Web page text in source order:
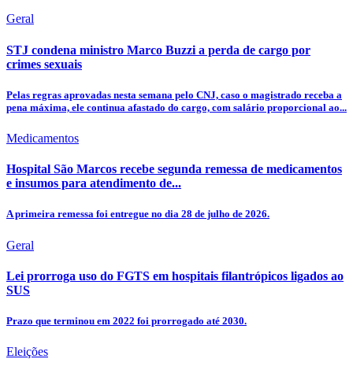
Geral
STJ condena ministro Marco Buzzi a perda de cargo por
crimes sexuais
Pelas regras aprovadas nesta semana pelo CNJ, caso o magistrado receba a
pena máxima, ele continua afastado do cargo, com salário proporcional ao...
Medicamentos
Hospital São Marcos recebe segunda remessa de medicamentos
e insumos para atendimento de...
A primeira remessa foi entregue no dia 28 de julho de 2026.
Geral
Lei prorroga uso do FGTS em hospitais filantrópicos ligados ao
SUS
Prazo que terminou em 2022 foi prorrogado até 2030.
Eleições